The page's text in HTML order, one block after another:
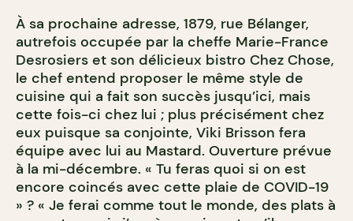
À sa prochaine adresse, 1879, rue Bélanger,
autrefois occupée par la cheffe Marie-France
Desrosiers et son délicieux bistro Chez Chose,
le chef entend proposer le même style de
cuisine qui a fait son succès jusqu’ici, mais
cette fois-ci chez lui ; plus précisément chez
eux puisque sa conjointe, Viki Brisson fera
équipe avec lui au Mastard. Ouverture prévue
à la mi-décembre. « Tu feras quoi si on est
encore coincés avec cette plaie de COVID-19
» ? « Je ferai comme tout le monde, des plats à